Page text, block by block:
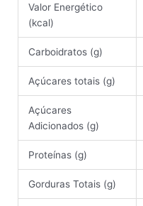
Valor Energético
(kcal)
Carboidratos (g)
Açúcares totais (g)
Açúcares
Adicionados (g)
Proteínas (g)
Gorduras Totais (g)